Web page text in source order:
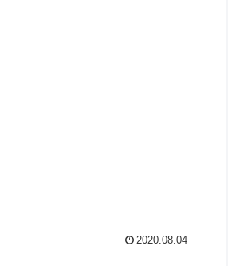
2020.08.04